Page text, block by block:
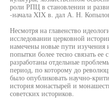
роли РПЦ в становлении и
-начала XIX в. дал А. Н.
Несмотря на главенство
исследовании церковной
намечены новые пути изучения
попытки более тесно связать ее
разработаны отдельные
период, по которому до
было опубликовать научно-
история монастырей и
советских историков.